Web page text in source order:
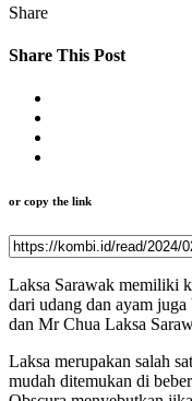
Share
Share This Post
or copy the link
Laksa Sarawak memiliki
dari udang dan ayam
dan Mr Chua Laksa
Laksa merupakan salah
mudah ditemukan di